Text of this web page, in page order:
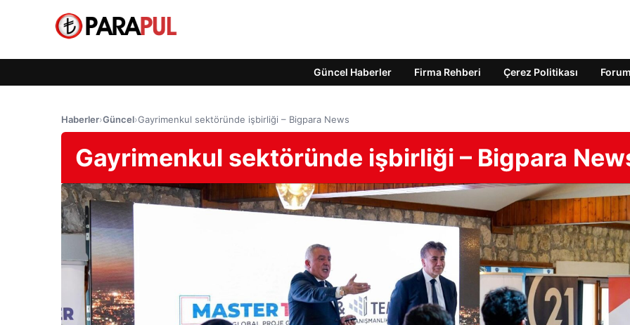
Güncel Haberler Firma Rehberi Çerez Politikası Forum
Haberler›Güncel›Gayrimenkul sektöründe işbirliği – Bigpara News
Gayrimenkul sektöründe işbirliği – Bigpara